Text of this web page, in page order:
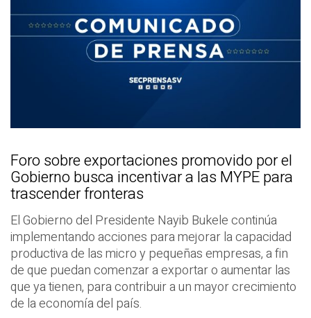
Foro sobre exportaciones promovido por el
Gobierno busca incentivar a las MYPE para
trascender fronteras
El Gobierno del Presidente Nayib Bukele continúa
implementando acciones para mejorar la capacidad
productiva de las micro y pequeñas empresas, a fin
de que puedan comenzar a exportar o aumentar las
que ya tienen, para contribuir a un mayor crecimiento
de la economía del país.